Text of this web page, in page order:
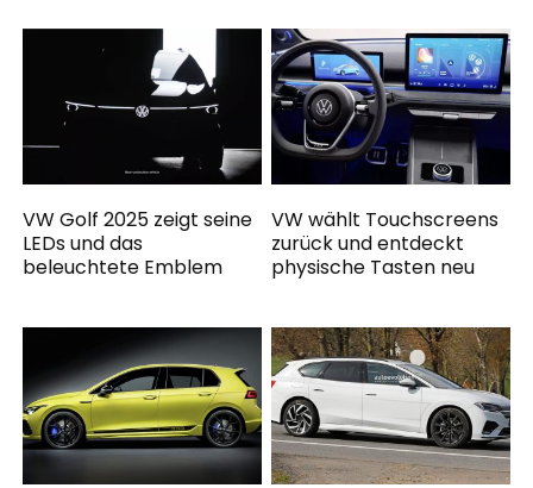
VW Golf 2025 zeigt seine
LEDs und das
beleuchtete Emblem
VW wählt Touchscreens
zurück und entdeckt
physische Tasten neu